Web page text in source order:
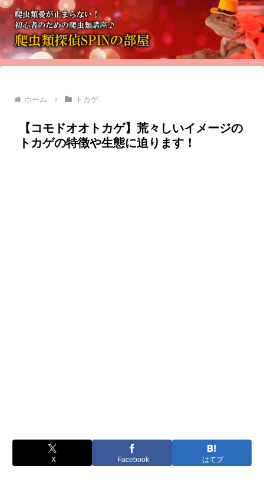
ホーム トカゲ
【コモドオオトカゲ】荒々しいイメージの
トカゲの特徴や生態に迫ります！
X Facebook はてブ